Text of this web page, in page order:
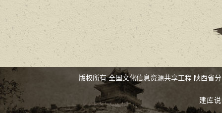
版权所有:全国文化信息资源共享工程 陕西省
建库